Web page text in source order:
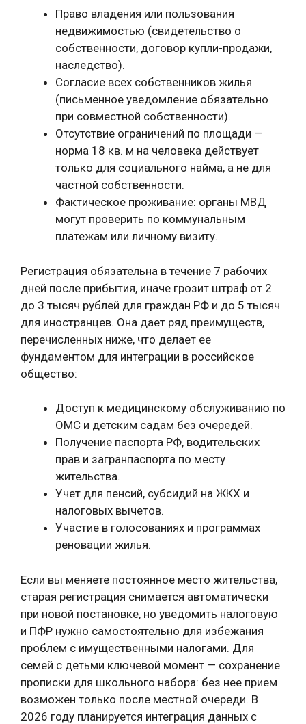
Право владения или пользования
недвижимостью (свидетельство о
собственности, договор купли-продажи,
наследство).
Согласие всех собственников жилья
(письменное уведомление обязательно
при совместной собственности).
Отсутствие ограничений по площади —
норма 18 кв. м на человека действует
только для социального найма, а не для
частной собственности.
Фактическое проживание: органы МВД
могут проверить по коммунальным
платежам или личному визиту.
Регистрация обязательна в течение 7 рабочих
дней после прибытия, иначе грозит штраф от 2
до 3 тысяч рублей для граждан РФ и до 5 тысяч
для иностранцев. Она дает ряд преимуществ,
перечисленных ниже, что делает ее
фундаментом для интеграции в российское
общество:
Доступ к медицинскому обслуживанию по
ОМС и детским садам без очередей.
Получение паспорта РФ, водительских
прав и загранпаспорта по месту
жительства.
Учет для пенсий, субсидий на ЖКХ и
налоговых вычетов.
Участие в голосованиях и программах
реновации жилья.
Если вы меняете постоянное место жительства,
старая регистрация снимается автоматически
при новой постановке, но уведомить налоговую
и ПФР нужно самостоятельно для избежания
проблем с имущественными налогами. Для
семей с детьми ключевой момент — сохранение
прописки для школьного набора: без нее прием
возможен только после местной очереди. В
2026 году планируется интеграция данных с